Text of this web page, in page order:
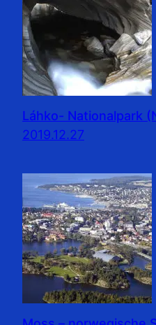
Láhko- Nationalpark
2019.12.27